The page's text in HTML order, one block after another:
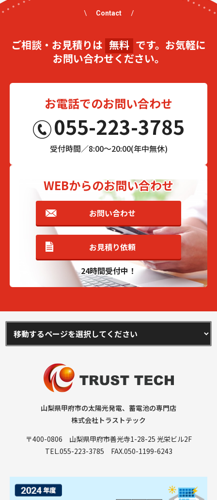
Contact
ご相談・お見積りは 無料 です。お気軽に
お問い合わせください。
お電話でのお問い合わせ
055-223-3785
受付時間／8:00～20:00(年中無休)
WEBからのお問い合わせ
お問い合わせ
お見積り依頼
24時間受付中！
山梨県甲府市の太陽光発電、蓄電池の専門店
株式会社トラストテック
〒400-0806 山梨県甲府市善光寺1-28-25 光栄ビル2F
TEL.055-223-3785 FAX.050-1199-6243